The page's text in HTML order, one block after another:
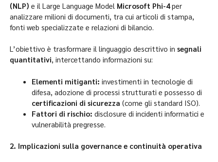
(NLP) e il Large Language Model Microsoft Phi-4per
analizzare milioni di documenti, tra cui articoli di stampa,
fonti web specializzate e relazioni di bilancio.
L’obiettivo è trasformare il linguaggio descrittivo in segnali
quantitativi, intercettando informazioni su:
Elementi mitiganti: investimenti in tecnologie di
difesa, adozione di processi strutturati e possesso di
certificazioni di sicurezza (come gli standard ISO).
Fattori di rischio: disclosure di incidenti informatici e
vulnerabilità pregresse.
2. Implicazioni sulla governance e continuità operativa